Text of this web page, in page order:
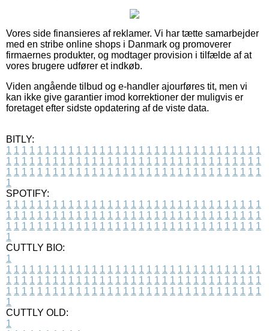
Vores side finansieres af reklamer. Vi har tætte samarbejder
med en stribe online shops i Danmark og promoverer
firmaernes produkter, og modtager provision i tilfælde af at
vores brugere udfører et indkøb.
Viden angående tilbud og e-handler ajourføres tit, men vi
kan ikke give garantier imod korrektioner der muligvis er
foretaget efter sidste opdatering af de viste data.
BITLY:
1 1 1 1 1 1 1 1 1 1 1 1 1 1 1 1 1 1 1 1 1 1 1 1 1 1 1 1 1 1 1 1 1
1 1 1 1 1 1 1 1 1 1 1 1 1 1 1 1 1 1 1 1 1 1 1 1 1 1 1 1 1 1 1 1 1
1 1 1 1 1 1 1 1 1 1 1 1 1 1 1 1 1 1 1 1 1 1 1 1 1 1 1 1 1 1 1 1 1
1
SPOTIFY:
1 1 1 1 1 1 1 1 1 1 1 1 1 1 1 1 1 1 1 1 1 1 1 1 1 1 1 1 1 1 1 1 1
1 1 1 1 1 1 1 1 1 1 1 1 1 1 1 1 1 1 1 1 1 1 1 1 1 1 1 1 1 1 1 1 1
1 1 1 1 1 1 1 1 1 1 1 1 1 1 1 1 1 1 1 1 1 1 1 1 1 1 1 1 1 1 1 1 1
1
CUTTLY BIO:
1
1 1 1 1 1 1 1 1 1 1 1 1 1 1 1 1 1 1 1 1 1 1 1 1 1 1 1 1 1 1 1 1 1
1 1 1 1 1 1 1 1 1 1 1 1 1 1 1 1 1 1 1 1 1 1 1 1 1 1 1 1 1 1 1 1 1
1 1 1 1 1 1 1 1 1 1 1 1 1 1 1 1 1 1 1 1 1 1 1 1 1 1 1 1 1 1 1 1 1
1
CUTTLY OLD:
1